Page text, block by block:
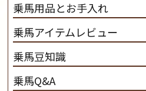
乗馬用品とお手入れ
乗馬アイテムレビュー
乗馬豆知識
乗馬Q&A